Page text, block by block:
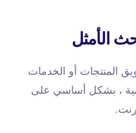
الأمثل
المنتجات أو الخدمات
، بشكل أساسي على